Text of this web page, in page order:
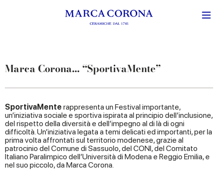
Marca Corona… “SportivaMente”
SportivaMente rappresenta un Festival importante,
un’iniziativa sociale e sportiva ispirata al principio dell’inclusione,
del rispetto della diversità e dell’impegno al di là di ogni
difficoltà. Un’iniziativa legata a temi delicati ed importanti, per la
prima volta affrontati sul territorio modenese, grazie al
patrocinio del Comune di Sassuolo, del CONI, del Comitato
Italiano Paralimpico dell’Università di Modena e Reggio Emilia, e
nel suo piccolo, da Marca Corona.